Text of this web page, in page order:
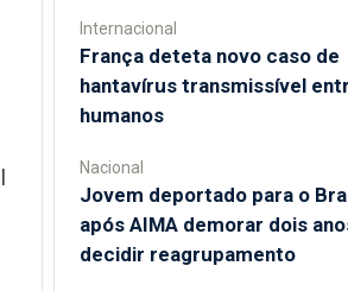
Internacional
França deteta novo caso de
hantavírus transmissível
humanos
Nacional
Jovem deportado para o
após AIMA demorar dois
decidir reagrupamento